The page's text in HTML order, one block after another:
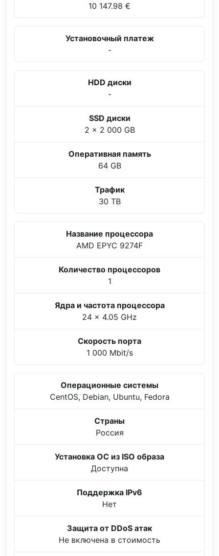
10 147.98 €
Установочный платеж
-
HDD диски
-
SSD диски
2 x 2 000 GB
Оперативная память
64 GB
Трафик
30 TB
Название процессора
AMD EPYC 9274F
Количество процессоров
1
Ядра и частота процессора
24 x 4.05 GHz
Скорость порта
1 000 Mbit/s
Операционные системы
CentOS, Debian, Ubuntu, Fedora
Страны
Россия
Установка ОС из ISO образа
Доступна
Поддержка IPv6
Нет
Защита от DDoS атак
Не включена в стоимость